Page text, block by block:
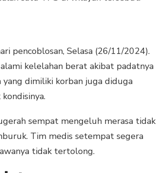
pencoblosan, Selasa (26/11/2024).
kelelahan berat akibat padatnya
dimiliki korban juga diduga
sempat mengeluh merasa tidak
Tim medis setempat segera
tidak tertolong.